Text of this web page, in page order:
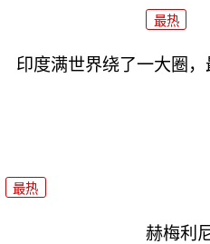
最热
印度满世界绕了一大圈，
最热
赫梅利